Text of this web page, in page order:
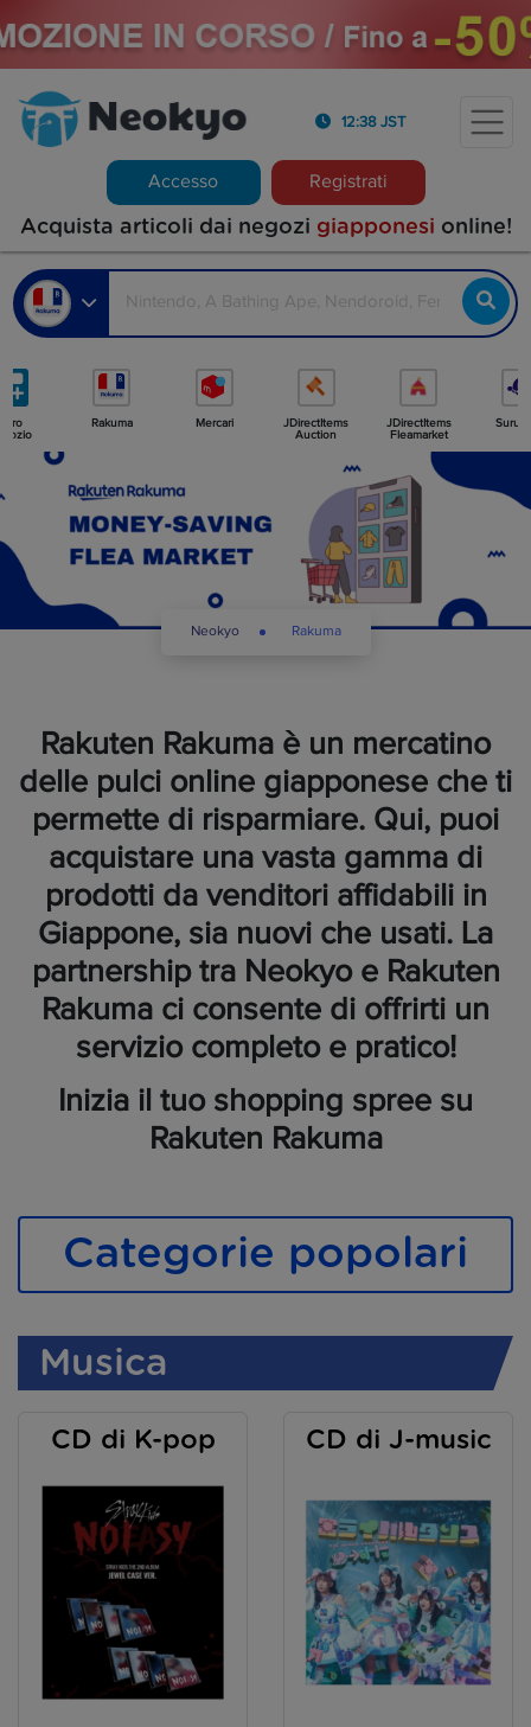
12:38 JST
Accesso Registrati
Acquista articoli dai negozi giapponesi online!
Rakuma Mercari
JDirectItems
Auction
JDirectItems
Fleamarket
Neokyo Rakuma
Rakuten Rakuma è un mercatino
delle pulci online giapponese che ti
permette di risparmiare. Qui, puoi
acquistare una vasta gamma di
prodotti da venditori affidabili in
Giappone, sia nuovi che usati. La
partnership tra Neokyo e Rakuten
Rakuma ci consente di offrirti un
servizio completo e pratico!
Inizia il tuo shopping spree su
Rakuten Rakuma
Categorie popolari
Musica
CD di K-pop CD di J-music